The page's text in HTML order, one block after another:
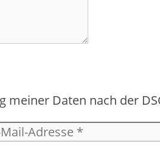
Daten nach der